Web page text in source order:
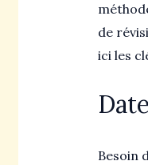
de
ici les
Besoin